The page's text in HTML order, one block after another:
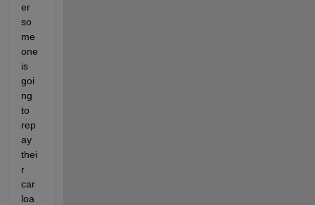
er
so
me
one
is
goi
ng
to
rep
ay
thei
r
car
loa